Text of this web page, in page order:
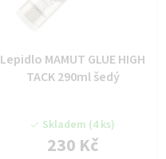
Lepidlo MAMUT GLUE HIGH
TACK 290ml šedý
Skladem (4 ks)
230 Kč